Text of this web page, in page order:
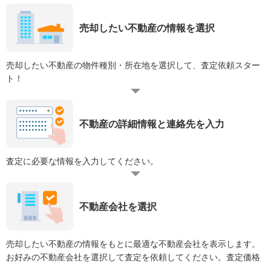
売却したい不動産の情報を選択
売却したい不動産の物件種別・所在地を選択して、査定依頼スター
ト！
不動産の詳細情報と連絡先を入力
査定に必要な情報を入力してください。
不動産会社を選択
売却したい不動産の情報をもとに最適な不動産会社を表示します。
お好みの不動産会社を選択して査定を依頼してください。査定価格